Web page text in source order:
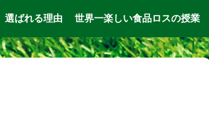
選ばれる理由 世界一楽しい食品ロスの授業